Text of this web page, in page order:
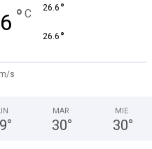
° C 26.6 °
26.6 °
s
°
MAR
30°
MIE
30°